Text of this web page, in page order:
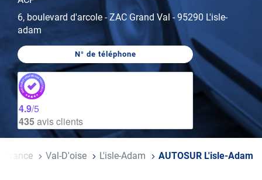
6, boulevard d'arcole -ZAC Grand Val-95290 L'isle-
adam
N° de téléphone
AFFICHER
L'ISLE-
ADAM
4.9/5
435avis clients
France Val-D'oise L'isle-Adam AUTOSUR L'isle-Adam